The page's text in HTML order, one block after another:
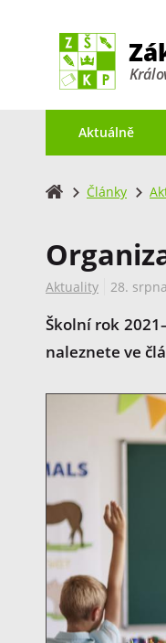
Aktuálně
Články
Aktuality 28.
Školní rok
naleznete ve